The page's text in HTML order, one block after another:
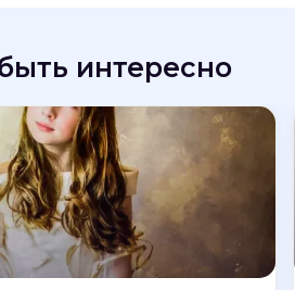
интересно